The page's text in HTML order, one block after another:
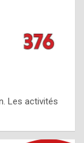
Les activités